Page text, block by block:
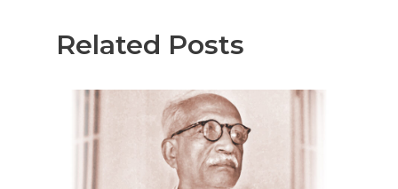
Related Posts